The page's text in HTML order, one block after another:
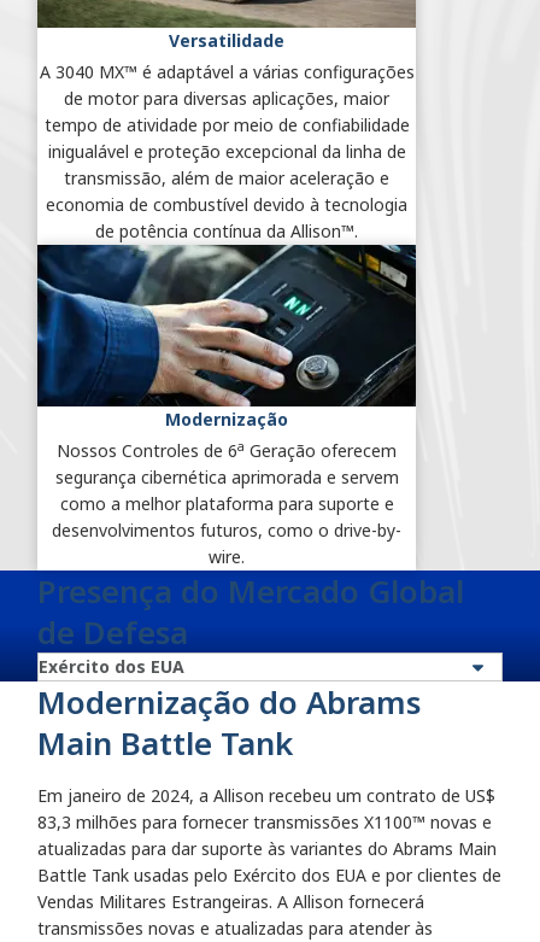
Versatilidade
A 3040 MX™ é adaptável a várias configurações
de motor para diversas aplicações, maior
tempo de atividade por meio de confiabilidade
inigualável e proteção excepcional da linha de
transmissão, além de maior aceleração e
economia de combustível devido à tecnologia
de potência contínua da Allison™.
Modernização
Nossos Controles de 6a Geração oferecem
segurança cibernética aprimorada e servem
como a melhor plataforma para suporte e
desenvolvimentos futuros, como o drive-by-
wire.
Presença do Mercado Global
de Defesa
Modernização do Abrams
Main Battle Tank
Em janeiro de 2024, a Allison recebeu um contrato de US$
83,3 milhões para fornecer transmissões X1100™ novas e
atualizadas para dar suporte às variantes do Abrams Main
Battle Tank usadas pelo Exército dos EUA e por clientes de
Vendas Militares Estrangeiras. A Allison fornecerá
transmissões novas e atualizadas para atender às